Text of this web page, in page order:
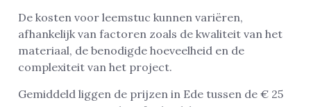
De kosten voor leemstuc kunnen variëren,
afhankelijk van factoren zoals de kwaliteit van het
materiaal, de benodigde hoeveelheid en de
complexiteit van het project.
Gemiddeld liggen de prijzen in Ede tussen de € 25